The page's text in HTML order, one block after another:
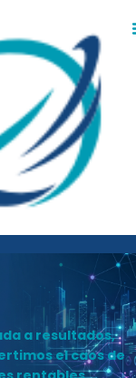
a resultados,
el caos de